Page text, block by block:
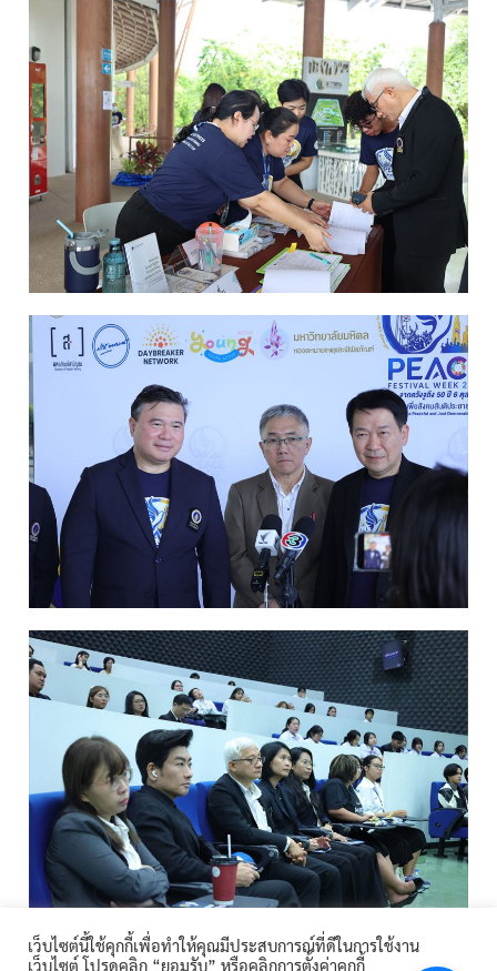
[post-views]
เว็บไซต์นี้ใช้คุกกี้เพื่อทำให้คุณมีประสบการณ์ที่ดีในการใช้งาน
เว็บไซต์ โปรดคลิก “ยอมรับ” หรือคลิกการตั้งค่าคุกกี้